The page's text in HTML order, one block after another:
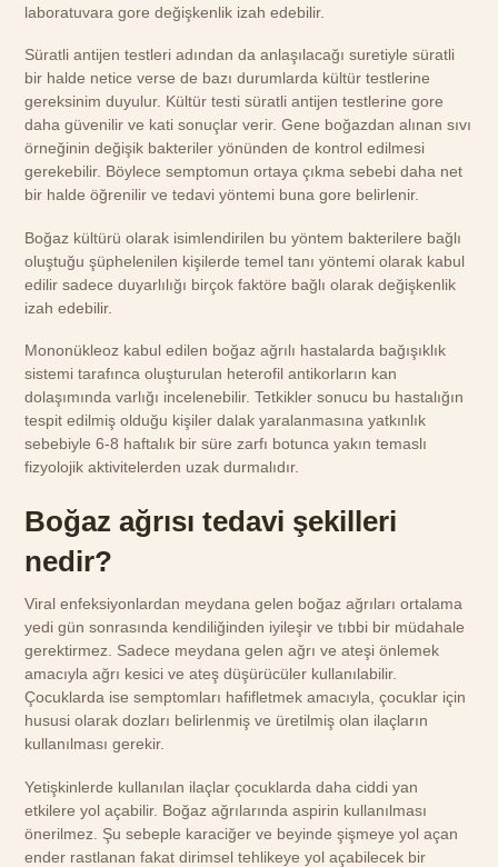
laboratuvara gore değişkenlik izah edebilir.
Süratli antijen testleri adından da anlaşılacağı suretiyle süratli
bir halde netice verse de bazı durumlarda kültür testlerine
gereksinim duyulur. Kültür testi süratli antijen testlerine gore
daha güvenilir ve kati sonuçlar verir. Gene boğazdan alınan sıvı
örneğinin değişik bakteriler yönünden de kontrol edilmesi
gerekebilir. Böylece semptomun ortaya çıkma sebebi daha net
bir halde öğrenilir ve tedavi yöntemi buna gore belirlenir.
Boğaz kültürü olarak isimlendirilen bu yöntem bakterilere bağlı
oluştuğu şüphelenilen kişilerde temel tanı yöntemi olarak kabul
edilir sadece duyarlılığı birçok faktöre bağlı olarak değişkenlik
izah edebilir.
Mononükleoz kabul edilen boğaz ağrılı hastalarda bağışıklık
sistemi tarafınca oluşturulan heterofil antikorların kan
dolaşımında varlığı incelenebilir. Tetkikler sonucu bu hastalığın
tespit edilmiş olduğu kişiler dalak yaralanmasına yatkınlık
sebebiyle 6-8 haftalık bir süre zarfı botunca yakın temaslı
fizyolojik aktivitelerden uzak durmalıdır.
Boğaz ağrısı tedavi şekilleri
nedir?
Viral enfeksiyonlardan meydana gelen boğaz ağrıları ortalama
yedi gün sonrasında kendiliğinden iyileşir ve tıbbi bir müdahale
gerektirmez. Sadece meydana gelen ağrı ve ateşi önlemek
amacıyla ağrı kesici ve ateş düşürücüler kullanılabilir.
Çocuklarda ise semptomları hafifletmek amacıyla, çocuklar için
hususi olarak dozları belirlenmiş ve üretilmiş olan ilaçların
kullanılması gerekir.
Yetişkinlerde kullanılan ilaçlar çocuklarda daha ciddi yan
etkilere yol açabilir. Boğaz ağrılarında aspirin kullanılması
önerilmez. Şu sebeple karaciğer ve beyinde şişmeye yol açan
ender rastlanan fakat dirimsel tehlikeye yol açabilecek bir